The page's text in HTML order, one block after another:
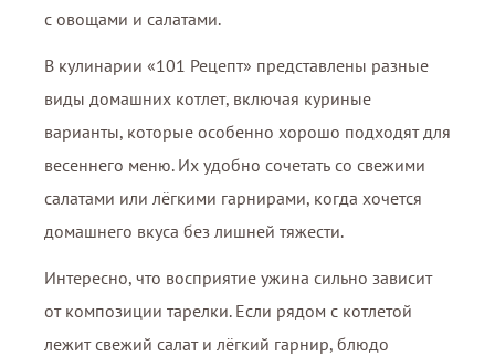
с овощами и салатами.
В кулинарии «101 Рецепт» представлены разные
виды домашних котлет, включая куриные
варианты, которые особенно хорошо подходят для
весеннего меню. Их удобно сочетать со свежими
салатами или лёгкими гарнирами, когда хочется
домашнего вкуса без лишней тяжести.
Интересно, что восприятие ужина сильно зависит
от композиции тарелки. Если рядом с котлетой
лежит свежий салат и лёгкий гарнир, блюдо